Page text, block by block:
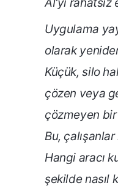
Uygulama
olarak
Küçük, silo
çözen veya
çözmeyen
Bu,
Hangi aracı
şekilde nasıl